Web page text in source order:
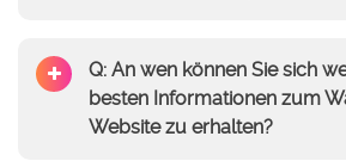
Q: An wen können Sie sich
besten Informationen zum
Website zu erhalten?